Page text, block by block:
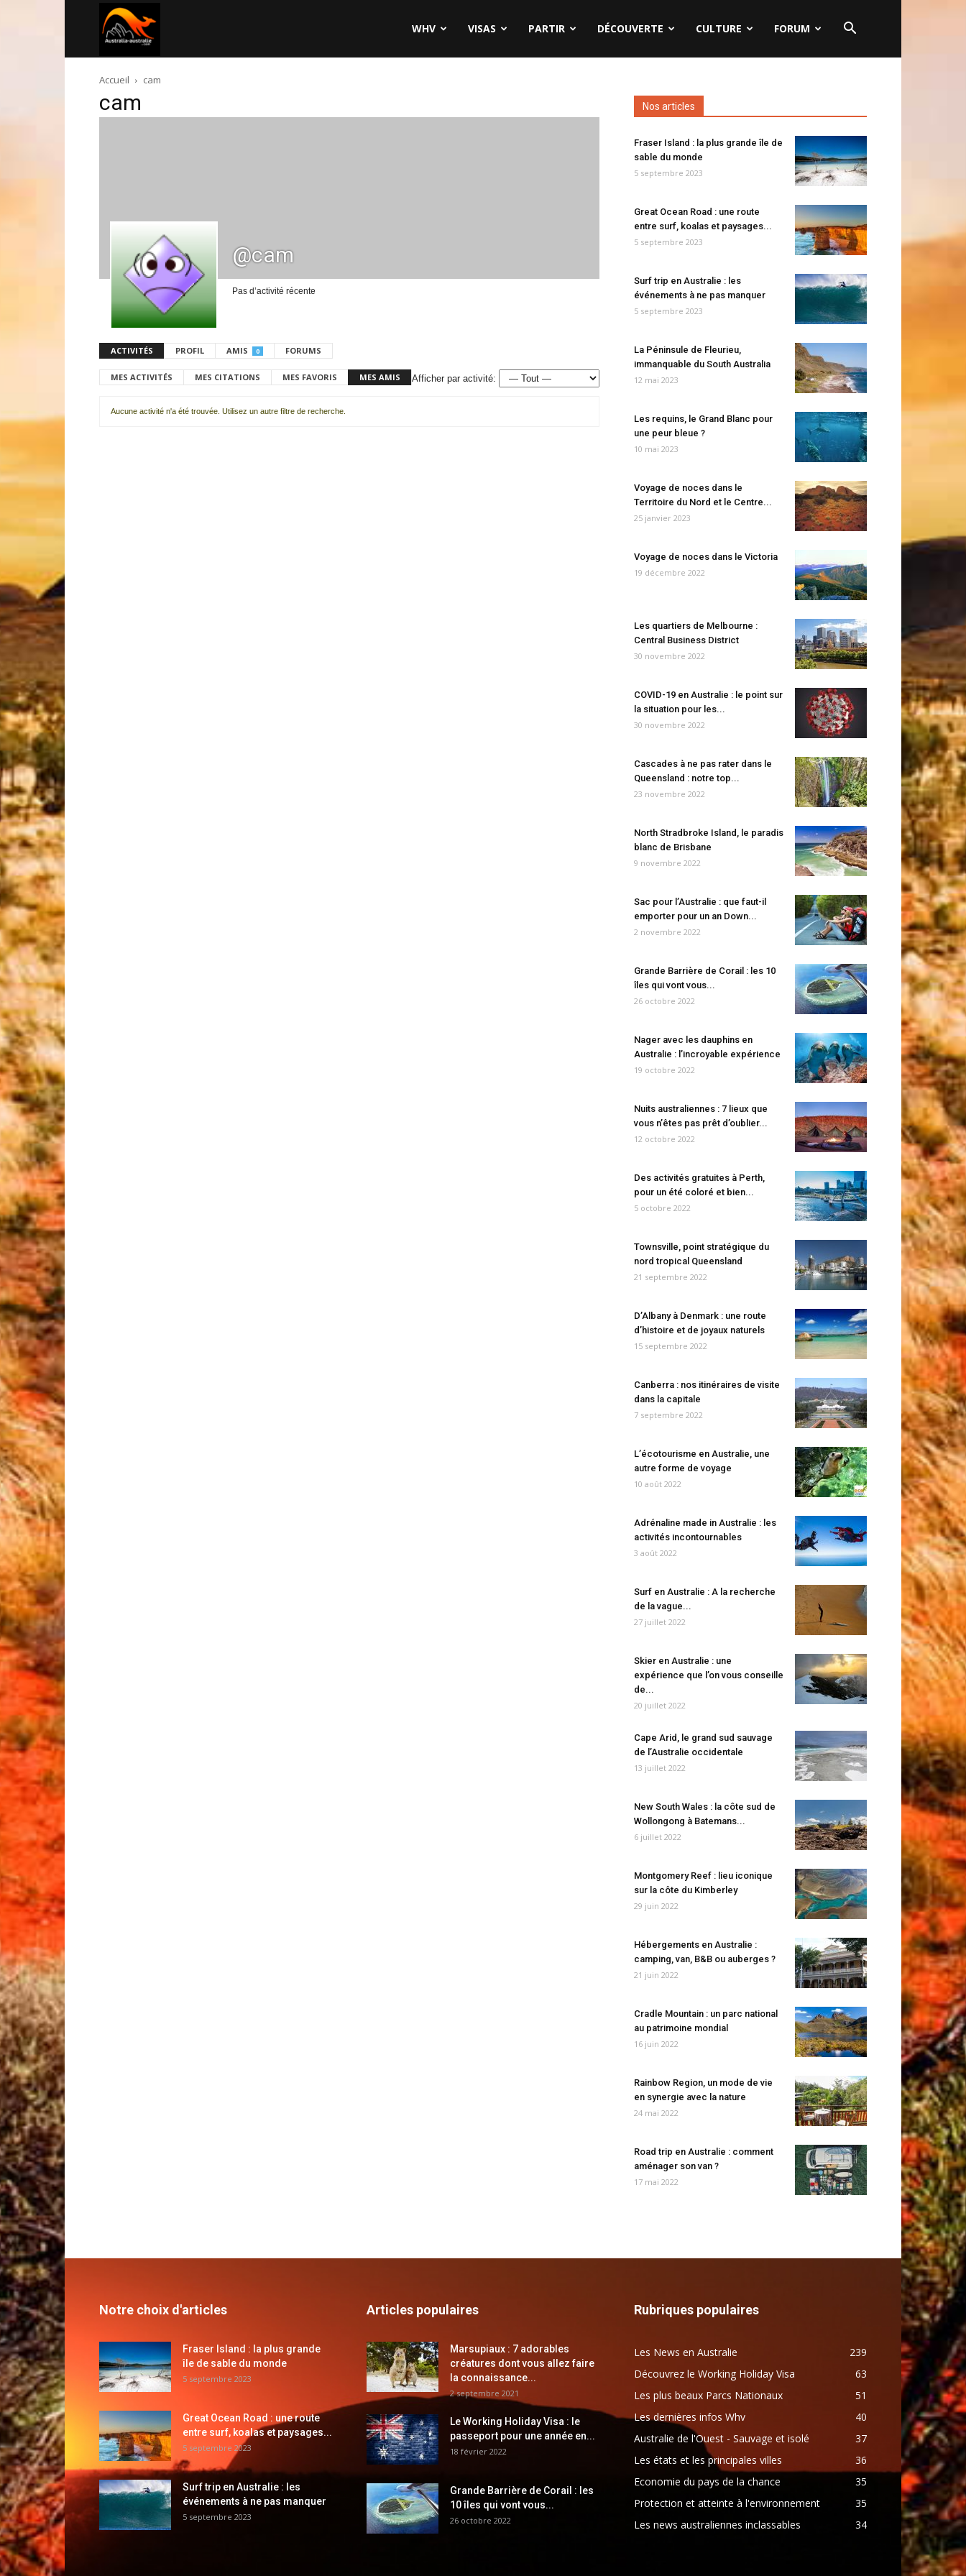
australie.com
WHV VISAS PARTIR DÉCOUVERTE CULTURE FORUM
Accueil cam
cam
@cam
Pas d’activité récente
ACTIVITÉS PROFIL AMIS 0 FORUMS
MES ACTIVITÉS MES CITATIONS MES FAVORIS MES AMIS Afficher par activité:
Aucune activité n'a été trouvée. Utilisez un autre filtre de recherche.
Nos articles
Fraser Island : la plus grande île de
sable du monde
5 septembre 2023
Great Ocean Road : une route
entre surf, koalas et paysages...
5 septembre 2023
Surf trip en Australie : les
événements à ne pas manquer
5 septembre 2023
La Péninsule de Fleurieu,
immanquable du South Australia
12 mai 2023
Les requins, le Grand Blanc pour
une peur bleue ?
10 mai 2023
Voyage de noces dans le
Territoire du Nord et le Centre...
25 janvier 2023
Voyage de noces dans le Victoria
19 décembre 2022
Les quartiers de Melbourne :
Central Business District
30 novembre 2022
COVID-19 en Australie : le point sur
la situation pour les...
30 novembre 2022
Cascades à ne pas rater dans le
Queensland : notre top...
23 novembre 2022
North Stradbroke Island, le paradis
blanc de Brisbane
9 novembre 2022
Sac pour l’Australie : que faut-il
emporter pour un an Down...
2 novembre 2022
Grande Barrière de Corail : les 10
îles qui vont vous...
26 octobre 2022
Nager avec les dauphins en
Australie : l’incroyable expérience
19 octobre 2022
Nuits australiennes : 7 lieux que
vous n’êtes pas prêt d’oublier...
12 octobre 2022
Des activités gratuites à Perth,
pour un été coloré et bien...
5 octobre 2022
Townsville, point stratégique du
nord tropical Queensland
21 septembre 2022
D’Albany à Denmark : une route
d’histoire et de joyaux naturels
15 septembre 2022
Canberra : nos itinéraires de visite
dans la capitale
7 septembre 2022
L’écotourisme en Australie, une
autre forme de voyage
10 août 2022
Adrénaline made in Australie : les
activités incontournables
3 août 2022
Surf en Australie : A la recherche
de la vague...
27 juillet 2022
Skier en Australie : une
expérience que l’on vous conseille
de...
20 juillet 2022
Cape Arid, le grand sud sauvage
de l’Australie occidentale
13 juillet 2022
New South Wales : la côte sud de
Wollongong à Batemans...
6 juillet 2022
Montgomery Reef : lieu iconique
sur la côte du Kimberley
29 juin 2022
Hébergements en Australie :
camping, van, B&B ou auberges ?
21 juin 2022
Cradle Mountain : un parc national
au patrimoine mondial
16 juin 2022
Rainbow Region, un mode de vie
en synergie avec la nature
24 mai 2022
Road trip en Australie : comment
aménager son van ?
17 mai 2022
Notre choix d'articles
Fraser Island : la plus grande
île de sable du monde
5 septembre 2023
Great Ocean Road : une route
entre surf, koalas et paysages...
5 septembre 2023
Surf trip en Australie : les
événements à ne pas manquer
5 septembre 2023
Articles populaires
Marsupiaux : 7 adorables
créatures dont vous allez faire
la connaissance...
2 septembre 2021
Le Working Holiday Visa : le
passeport pour une année en...
18 février 2022
Grande Barrière de Corail : les
10 îles qui vont vous...
26 octobre 2022
Rubriques populaires
Les News en Australie
239
Découvrez le Working Holiday Visa
63
Les plus beaux Parcs Nationaux
51
Les dernières infos Whv
40
Australie de l'Ouest - Sauvage et isolé
37
Les états et les principales villes
36
Economie du pays de la chance
35
Protection et atteinte à l'environnement
35
Les news australiennes inclassables
34